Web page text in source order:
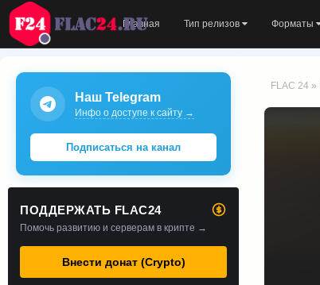
Главная Тип релизов Форматы
FLAC 24 »
Наш Telegram
Инфо о доступе к сайту →
Подписаться на канал
ПОДДЕРЖАТЬ FLAC24
Помочь развитию и серверам в крипте →
Внести донат (Crypto)